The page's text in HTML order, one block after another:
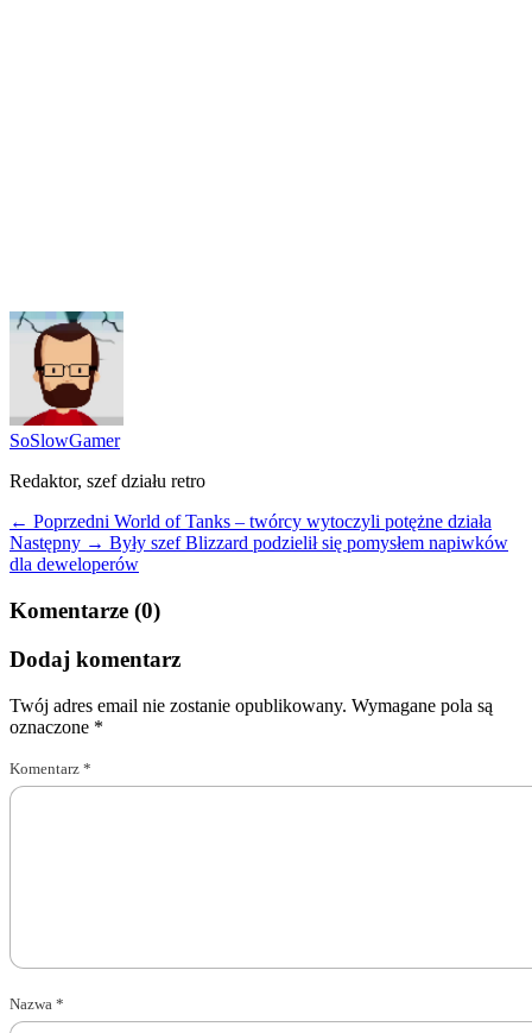
SoSlowGamer
Redaktor, szef działu retro
← Poprzedni World of Tanks – twórcy wytoczyli potężne działa
Następny → Były szef Blizzard podzielił się pomysłem napiwków
dla deweloperów
Komentarze (0)
Dodaj komentarz
Twój adres email nie zostanie opublikowany. Wymagane pola są
oznaczone *
Komentarz *
Nazwa *